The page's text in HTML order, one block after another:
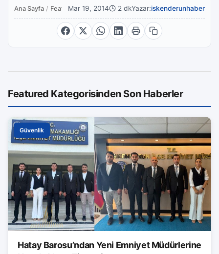
Ana Sayfa / FeaturedMar 19, 2014 2 dkYazar:iskenderunhaber
Featured Kategorisinden Son Haberler
Güvenlik
Hatay Barosu’ndan Yeni Emniyet Müdürlerine